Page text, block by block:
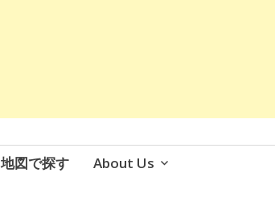
地図で探す About Us